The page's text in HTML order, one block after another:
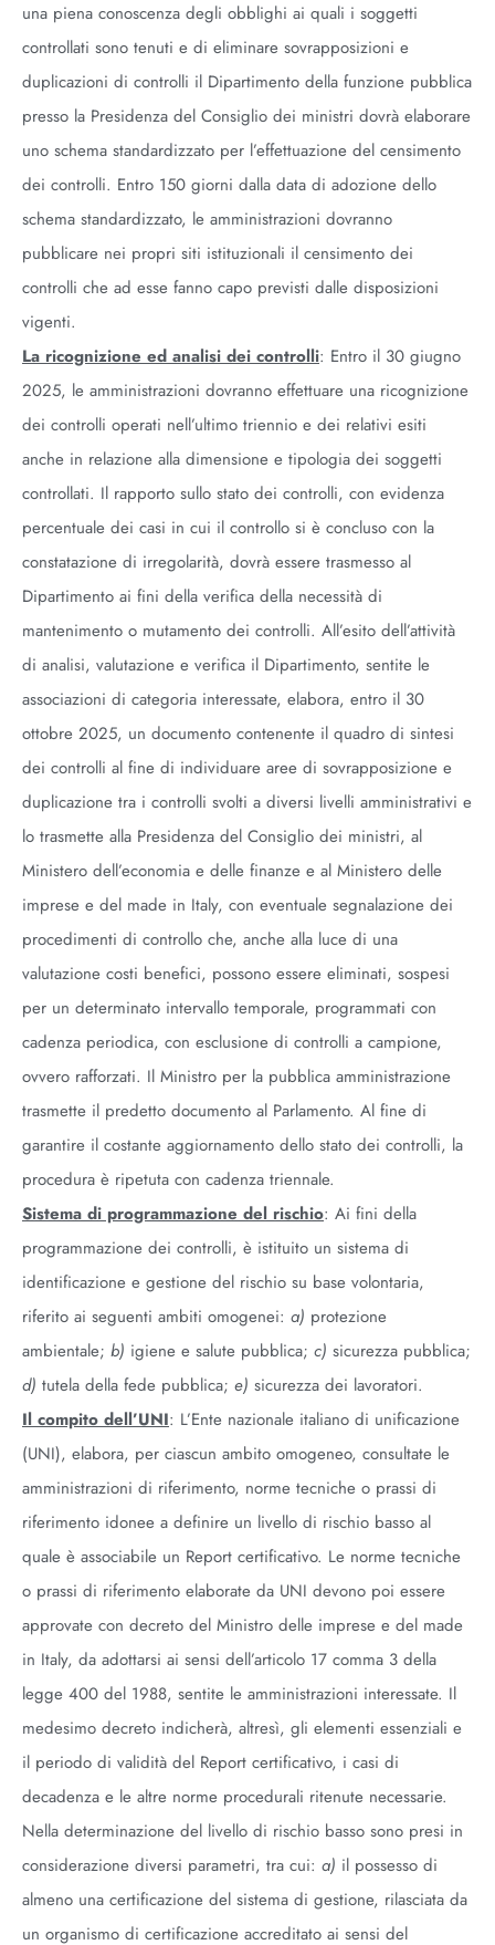
una piena conoscenza degli obblighi ai quali i soggetti
controllati sono tenuti e di eliminare sovrapposizioni e
duplicazioni di controlli il Dipartimento della funzione pubblica
presso la Presidenza del Consiglio dei ministri dovrà elaborare
uno schema standardizzato per l’effettuazione del censimento
dei controlli. Entro 150 giorni dalla data di adozione dello
schema standardizzato, le amministrazioni dovranno
pubblicare nei propri siti istituzionali il censimento dei
controlli che ad esse fanno capo previsti dalle disposizioni
vigenti.
La ricognizione ed analisi dei controlli: Entro il 30 giugno
2025, le amministrazioni dovranno effettuare una ricognizione
dei controlli operati nell’ultimo triennio e dei relativi esiti
anche in relazione alla dimensione e tipologia dei soggetti
controllati. Il rapporto sullo stato dei controlli, con evidenza
percentuale dei casi in cui il controllo si è concluso con la
constatazione di irregolarità, dovrà essere trasmesso al
Dipartimento ai fini della verifica della necessità di
mantenimento o mutamento dei controlli. All’esito dell’attività
di analisi, valutazione e verifica il Dipartimento, sentite le
associazioni di categoria interessate, elabora, entro il 30
ottobre 2025, un documento contenente il quadro di sintesi
dei controlli al fine di individuare aree di sovrapposizione e
duplicazione tra i controlli svolti a diversi livelli amministrativi e
lo trasmette alla Presidenza del Consiglio dei ministri, al
Ministero dell’economia e delle finanze e al Ministero delle
imprese e del made in Italy, con eventuale segnalazione dei
procedimenti di controllo che, anche alla luce di una
valutazione costi benefici, possono essere eliminati, sospesi
per un determinato intervallo temporale, programmati con
cadenza periodica, con esclusione di controlli a campione,
ovvero rafforzati. Il Ministro per la pubblica amministrazione
trasmette il predetto documento al Parlamento. Al fine di
garantire il costante aggiornamento dello stato dei controlli, la
procedura è ripetuta con cadenza triennale.
Sistema di programmazione del rischio: Ai fini della
programmazione dei controlli, è istituito un sistema di
identificazione e gestione del rischio su base volontaria,
riferito ai seguenti ambiti omogenei: a) protezione
ambientale; b) igiene e salute pubblica; c) sicurezza pubblica;
d) tutela della fede pubblica; e) sicurezza dei lavoratori.
Il compito dell’UNI: L’Ente nazionale italiano di unificazione
(UNI), elabora, per ciascun ambito omogeneo, consultate le
amministrazioni di riferimento, norme tecniche o prassi di
riferimento idonee a definire un livello di rischio basso al
quale è associabile un Report certificativo. Le norme tecniche
o prassi di riferimento elaborate da UNI devono poi essere
approvate con decreto del Ministro delle imprese e del made
in Italy, da adottarsi ai sensi dell’articolo 17 comma 3 della
legge 400 del 1988, sentite le amministrazioni interessate. Il
medesimo decreto indicherà, altresì, gli elementi essenziali e
il periodo di validità del Report certificativo, i casi di
decadenza e le altre norme procedurali ritenute necessarie.
Nella determinazione del livello di rischio basso sono presi in
considerazione diversi parametri, tra cui: a) il possesso di
almeno una certificazione del sistema di gestione, rilasciata da
un organismo di certificazione accreditato ai sensi del